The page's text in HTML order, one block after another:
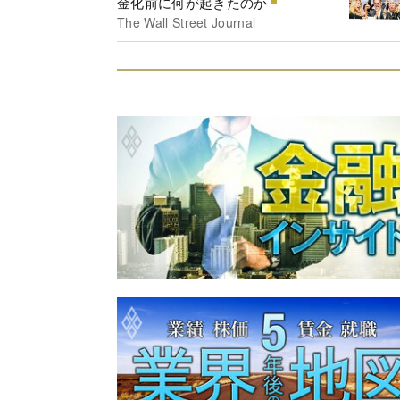
The Wall Street Journal